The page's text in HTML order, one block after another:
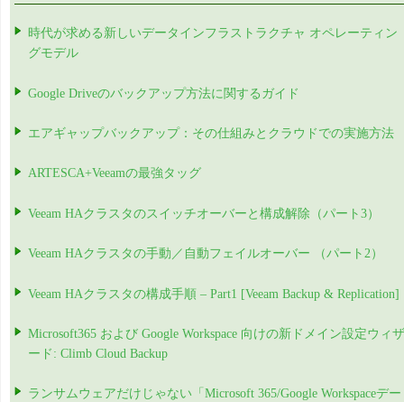
時代が求める新しいデータインフラストラクチャ オペレーティン
グモデル
Google Driveのバックアップ方法に関するガイド
エアギャップバックアップ：その仕組みとクラウドでの実施方法
ARTESCA+Veeamの最強タッグ
Veeam HAクラスタのスイッチオーバーと構成解除（パート3）
Veeam HAクラスタの手動／自動フェイルオーバー （パート2）
Veeam HAクラスタの構成手順 – Part1 [Veeam Backup & Replication]
Microsoft365 および Google Workspace 向けの新ドメイン設定ウィザ
ード: Climb Cloud Backup
ランサムウェアだけじゃない「Microsoft 365/Google Workspaceデー